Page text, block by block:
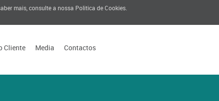
mais, consulte a nossa Politica de Cookies
Cliente Media Contactos